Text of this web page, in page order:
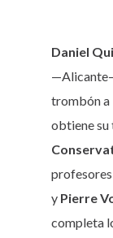
Daniel
trombón a
obtiene su
profesores
y Pierre
completa